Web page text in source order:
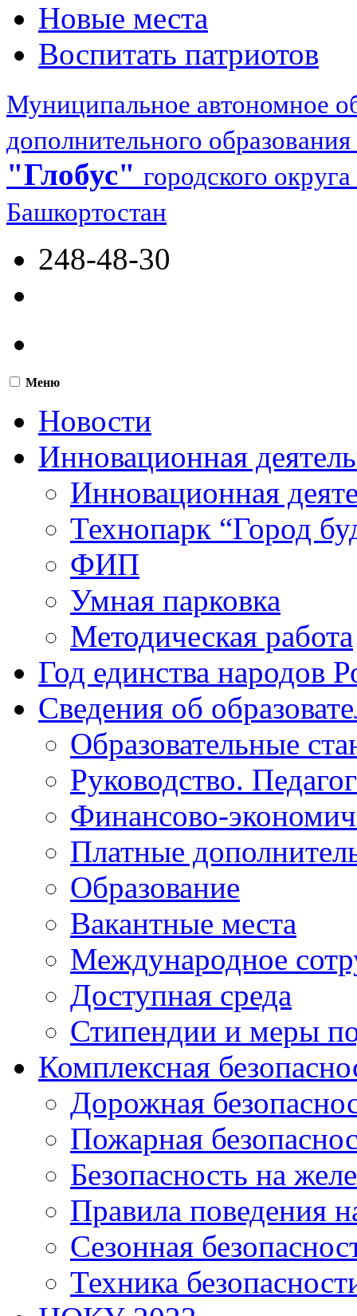
Новые места
Воспитать патриотов
Муниципальное автономное
дополнительного образования
"Глобус" городского
Башкортостан
248-48-30
Меню
Новости
Инновационная
Инновационная
Технопарк “Город
ФИП
Умная парковка
Методическая работа
Год единства народов
Сведения об
Образовательные
Руководство.
Финансово-
Платные
Образование
Вакантные места
Международное
Доступная среда
Стипендии и меры
Комплексная
Дорожная
Пожарная
Безопасность на
Правила поведения
Сезонная
Техника